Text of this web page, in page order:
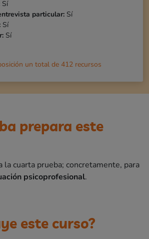
Sí
particular: Sí
Sí
Sí
un total de 412recursos
prepara este
la cuarta prueba; concretamente, para
psicoprofesional.
este curso?